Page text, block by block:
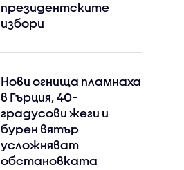
президентските
избори
Нови огнища пламнаха
в Гърция, 40-
градусови жеги и
бурен вятър
усложняват
обстановката